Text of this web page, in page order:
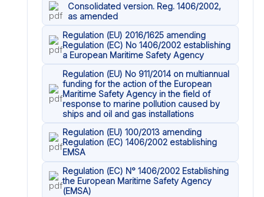
Consolidated version. Reg. 1406/2002,
as amended
Regulation (EU) 2016/1625 amending
Regulation (EC) No 1406/2002 establishing
a European Maritime Safety Agency
Regulation (EU) No 911/2014 on multiannual
funding for the action of the European
Maritime Safety Agency in the field of
response to marine pollution caused by
ships and oil and gas installations
Regulation (EU) 100/2013 amending
Regulation (EC) 1406/2002 establishing
EMSA
Regulation (EC) N° 1406/2002 Establishing
the European Maritime Safety Agency
(EMSA)